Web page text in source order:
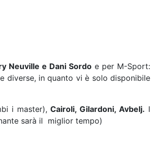
Neuville e Dani Sordo e per M-Sport:
diverse, in quanto vi è solo disponibile
i master),Cairoli, Gilardoni, Avbelj. I
sarà il miglior tempo)